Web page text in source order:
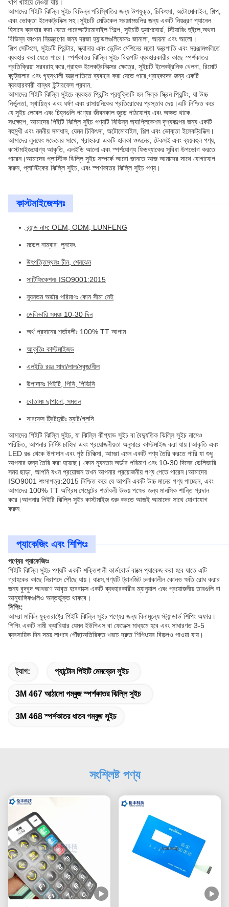
খাপ খাইয়ে নেওয়া যায়।
আমাদের পিইটি ঝিল্লি সুইচ বিভিন্ন পরিস্থিতির জন্য উপযুক্ত, চিকিৎসা, অটোমোবাইল, শিল্প,
এবং ভোক্তা ইলেকট্রনিক্স সহ।সুইচটি মেডিকেল সরঞ্জামগুলির জন্য একটি নিয়ন্ত্রণ প্যানেল
হিসাবে ব্যবহার করা যেতে পারেঅটোমোবাইল শিল্পে, সুইচটি ড্যাশবোর্ড, স্টিয়ারিং হুইলে,অথবা
বিভিন্ন ফাংশন নিয়ন্ত্রণের জন্য দরজা হ্যান্ডলগুলিযেমনঃ জানালা, আয়না এবং আলো।
শিল্প সেটিংসে, সুইচটি প্রিন্টার, স্ক্যানার এবং ভেন্ডিং মেশিনের মতো যন্ত্রপাতি এবং সরঞ্জামগুলিতে
ব্যবহার করা যেতে পারে। স্পর্শকাতর ঝিল্লি সুইচ বিকল্পটি ব্যবহারকারীর কাছে স্পর্শকাতর
প্রতিক্রিয়া সরবরাহ করে,গ্রাহক ইলেকট্রনিক্সের ক্ষেত্রে, সুইচটি ইলেকট্রনিক খেলনা, রিমোট
কন্ট্রোলার এবং গৃহস্থালী যন্ত্রপাতিতে ব্যবহার করা যেতে পারে,গ্রাহকদের জন্য একটি
ব্যবহারকারী বান্ধব ইন্টারফেস প্রদান.
আমাদের পিইটি ঝিল্লি সুইচে ব্যবহৃত প্রিন্টিং প্রযুক্তিটি হল সিল্ক স্ক্রিন প্রিন্টিং, যা উচ্চ
নির্ভুলতা, স্থায়িত্ব এবং ঘর্ষণ এবং রাসায়নিকের প্রতিরোধের প্রস্তাব দেয়।এটি নিশ্চিত করে
যে সুইচ লেবেল এবং চিহ্নগুলি পণ্যের জীবনকাল জুড়ে পাঠযোগ্য এবং অক্ষত থাকে.
সংক্ষেপে, আমাদের পিইটি ঝিল্লি সুইচ পণ্যটি বিভিন্ন অ্যাপ্লিকেশন দৃশ্যকল্পের জন্য একটি
বহুমুখী এবং নমনীয় সমাধান, যেমন চিকিৎসা, অটোমোবাইল, শিল্প এবং ভোক্তা ইলেকট্রনিক্স।
আমাদের লুনফেং মডেলের সাথে, গ্রাহকরা একটি হালকা ওজনের, টেকসই এবং ব্যয়বহুল পণ্য,
কাস্টমাইজযোগ্য আকৃতি, এলইডি আলো এবং স্পর্শযোগ্য ফিডব্যাকের সুবিধা উপভোগ করতে
পারেন।আমাদের প্লাস্টিক ঝিল্লি সুইচ সম্পর্কে আরো জানতে আজ আমাদের সাথে যোগাযোগ
করুন, প্লাস্টিকের ঝিল্লি সুইচ, এবং স্পর্শকাতর ঝিল্লি সুইচ পণ্য।
কাস্টমাইজেশনঃ
ব্র্যান্ড নাম: OEM, ODM, LUNFENG
মডেল নাম্বার: লুনফেং
উৎপত্তিস্থলঃ চীন, শেনঝেন
সার্টিফিকেশনঃ ISO9001:2015
ন্যূনতম অর্ডার পরিমাণঃ কোন সীমা নেই
ডেলিভারি সময়ঃ 10-30 দিন
অর্থ প্রদানের শর্তাবলীঃ 100% TT আগাম
আকৃতিঃ কাস্টমাইজড
এলইডি রঙঃ সাদা/লাল/সবুজ/নীল
উপাদানঃ পিইটি, পিসি, পিভিসি
বোতামঃ ছাপানো, সমতল
সারফেস ট্রিটমেন্টঃ ম্যাট/গ্লসি
আমাদের পিইটি ঝিল্লি সুইচ, যা ঝিল্লি কীপ্যাড সুইচ বা বৈদ্যুতিক ঝিল্লি সুইচ নামেও
পরিচিত, আপনার নির্দিষ্ট চাহিদা এবং প্রয়োজনীয়তা অনুসারে কাস্টমাইজ করা যায়।আকৃতি এবং
LED রঙ থেকে উপাদান এবং পৃষ্ঠ চিকিত্সা, আমরা এমন একটি পণ্য তৈরি করতে পারি যা শুধু
আপনার জন্য তৈরি করা হয়েছে। কোন ন্যূনতম অর্ডার পরিমাণ এবং 10-30 দিনের ডেলিভারি
সময় ছাড়া, আপনি যখন প্রয়োজন তখন আপনার প্রয়োজনীয় পণ্য পেতে পারেন।আমাদের
ISO9001 শংসাপত্র:2015 নিশ্চিত করে যে আপনি একটি উচ্চ মানের পণ্য পাচ্ছেন, এবং
আমাদের 100% TT অগ্রিম পেমেন্টের শর্তাবলী উভয় পক্ষের জন্য মানসিক শান্তি প্রদান
করে।আপনার পিইটি ঝিল্লি সুইচ কাস্টমাইজ শুরু করতে আজই আমাদের সাথে যোগাযোগ
করুন.
প্যাকেজিং এবং শিপিংঃ
পণ্যের প্যাকেজিংঃ
পিইটি ঝিল্লি সুইচ পণ্যটি একটি শক্তিশালী কার্ডবোর্ড বাক্সে প্যাকেজ করা হবে যাতে এটি
গ্রাহকের কাছে নিরাপদে পৌঁছে যায়। বাক্সে,পণ্যটি ট্রানজিট চলাকালীন কোনও ক্ষতি রোধ করার
জন্য বুদবুদ আবরণে আবৃত হবেবাক্সে একটি ব্যবহারকারীর ম্যানুয়াল এবং প্রয়োজনীয় তারগুলি বা
আনুষাঙ্গিকগুলিও অন্তর্ভুক্ত থাকবে।
শিপিং:
আমরা মার্কিন যুক্তরাষ্ট্রে পিইটি ঝিল্লি সুইচ পণ্যের জন্য বিনামূল্যে স্ট্যান্ডার্ড শিপিং অফার।
শিপিং একটি নামী ক্যারিয়ার যেমন ইউপিএস বা ফেডেক্স মাধ্যমে হবে এবং সাধারণত 3-5
ব্যবসায়িক দিন সময় লাগবে পৌঁছাঅতিরিক্ত খরচে দ্রুত শিপিংয়ের বিকল্পও পাওয়া যায়।
ট্যাগ: প্যান্টোন পিইটি মেমব্রেন সুইচ
3M 467 আঠালো গম্বুজ স্পর্শকাতর ঝিল্লি সুইচ
3M 468 স্পর্শকাতর ধাতব গম্বুজ সুইচ
সংশ্লিষ্ট পণ্য